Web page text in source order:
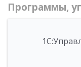
Программы,